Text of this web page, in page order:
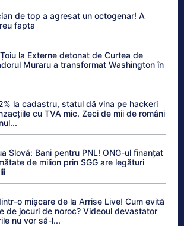
de top a agresat un octogenar! A
fapta
la Externe detonat de Curtea de
Muraru a transformat Washington în
la cadastru, statul dă vina pe hackeri
cu TVA mic. Zeci de mii de români
Slovă: Bani pentru PNL! ONG-ul finanțat
de milion prin SGG are legături
o mișcare de la Arrise Live! Cum evită
de jocuri de noroc? Videoul devastator
nu vor să-l...